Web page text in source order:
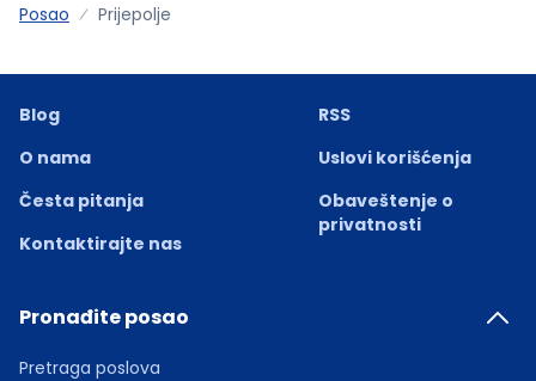
Posao Prijepolje
Blog
O nama
Česta pitanja
Kontaktirajte nas
RSS
Uslovi korišćenja
Obaveštenje o
privatnosti
Pronađite posao
Pretraga poslova